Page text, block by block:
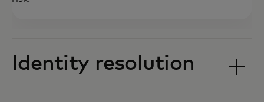
Identity resolution